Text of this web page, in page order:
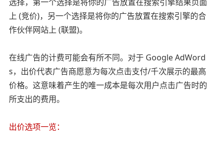
上 (竞价)，另一个选择是将你的广告放置在搜索引擎的合
作伙伴网站上 (联盟)。
在线广告的计费可能会有所不同。对于 Google AdWord
s，出价代表广告商愿意为每次点击支付/千次展示的最高
价格。这意味着产生的唯一成本是每次用户点击广告时的
所支出的费用。
出价选项一览：